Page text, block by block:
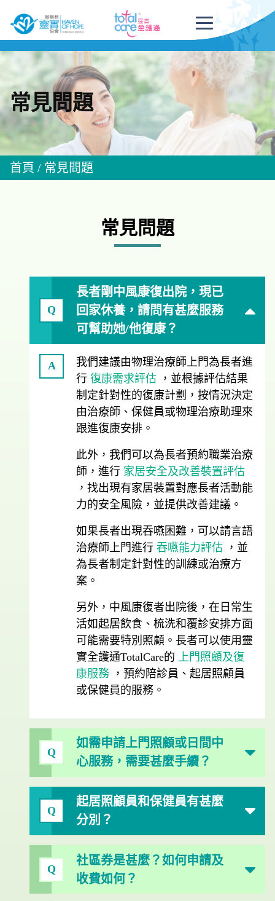
常見問題
首頁 / 常見問題
常見問題
Q
長者剛中風康復出院，現已
回家休養，請問有甚麼服務
可幫助她/他復康？
A
我們建議由物理治療師上門為長者進
行復康需求評估 ，並根據評估結果
制定針對性的復康計劃，按情況決定
由治療師、保健員或物理治療助理來
跟進復康安排。
此外，我們可以為長者預約職業治療
師，進行 家居安全及改善裝置評估
，找出現有家居裝置對應長者活動能
力的安全風險，並提供改善建議。
如果長者出現吞嚥困難，可以請言語
治療師上門進行吞嚥能力評估 ，並
為長者制定針對性的訓練或治療方
案。
另外，中風康復者出院後，在日常生
活如起居飲食、梳洗和覆診安排方面
可能需要特別照顧。長者可以使用靈
實全護通TotalCare的
上門照顧及復
康服務 ，預約陪診員、起居照顧員
或保健員的服務。
Q
如需申請上門照顧或日間中
心服務，需要甚麼手續？
Q
起居照顧員和保健員有甚麼
分別？
Q
社區券是甚麼？如何申請及
收費如何？